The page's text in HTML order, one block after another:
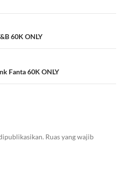
60K ONLY
Fanta 60K ONLY
Ruas yang wajib